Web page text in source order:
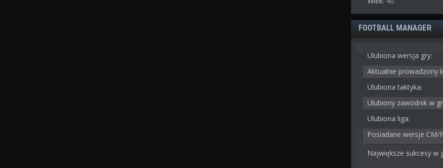
FOOTBALL MANAGER
Ulubiona wersja gry:
Aktualnie prowadzony
Ulubiona taktyka:
Ulubiony zawodnik w
Ulubiona liga:
Posiadane wersje CM/
Największe sukcesy w